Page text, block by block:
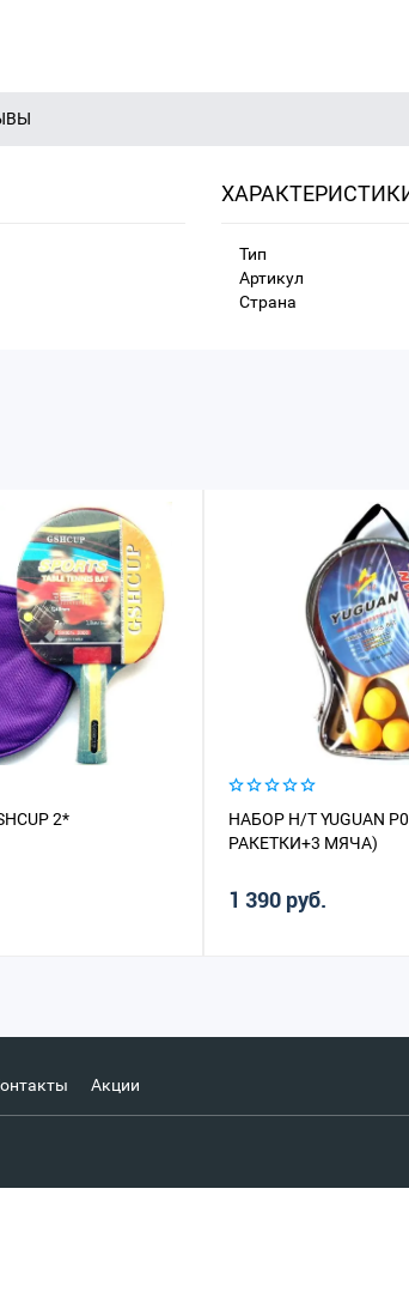
Тип
Артикул
Страна
2*
НАБОР Н/Т YUGUAN
РАКЕТКИ+3 МЯЧА)
1 390 руб.
Акции